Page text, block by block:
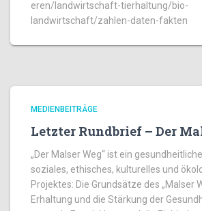
eren/landwirtschaft-tierhaltung/bio-
landwirtschaft/zahlen-daten-fakten
MEDIENBEITRÄGE
Letzter Rundbrief – Der
„Der Malser Weg“ ist ein
soziales, ethisches, kulturelles und
Projektes: Die Grundsätze des „Malser
Erhaltung und die Stärkung der